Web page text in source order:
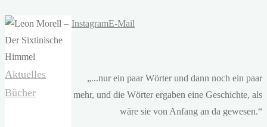
Aktuelles
Bücher
InstagramE-Mail
„...nur ein paar Wörter und dann noch ein paar
mehr, und die Wörter ergaben eine Geschichte, als
wäre sie von Anfang an da gewesen.“